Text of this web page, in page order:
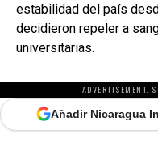
estabilidad del país
decidieron repeler a
universitarias.
ADVERTISEMENT.
Añadir Nicaragua